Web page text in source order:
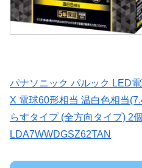
パナソニック パルック LED
X 電球60形相当 温白色相当
らすタイプ (全方向タイプ) 2
LDA7WWDGSZ62TAN